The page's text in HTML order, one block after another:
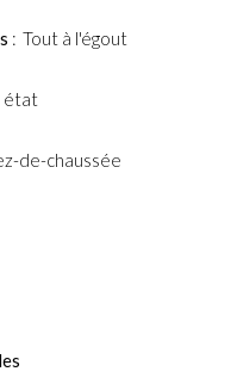
Tout à l'égout
état
de-chaussée